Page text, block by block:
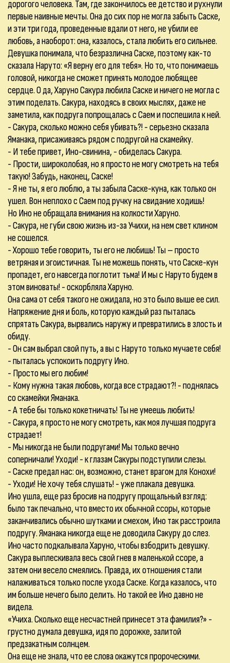
дорогого человека. Там, где закончилось ее детство и рухнули
первые наивные мечты. Она до сих пор не могла забыть Саске,
и эти три года, проведенные вдали от него, не убили ее
любовь, а наоборот: она, казалось, стала любить его сильнее.
Девушка понимала, что безразлична Саске, поэтому как-то
сказала Наруто: «Я верну его для тебя». Но то, что понимаешь
головой, никогда не сможет принять молодое любящее
сердце. О да, Харуно Сакура любила Саске и ничего не могла с
этим поделать. Сакура, находясь в своих мыслях, даже не
заметила, как подруга попрощалась с Саем и поспешила к ней.
- Сакура, сколько можно себя убивать?! - серьезно сказала
Яманака, присаживаясь рядом с подругой на скамейку.
- И тебе привет, Ино-свинина, - обиделась Сакура.
- Прости, широколобая, но я просто не могу смотреть на тебя
такую! Забудь, наконец, Саске!
- Я не ты, я его люблю, а ты забыла Саске-куна, как только он
ушел. Вон неплохо с Саем под ручку на свидание ходишь!
Но Ино не обращала внимания на колкости Харуно.
- Сакура, не губи свою жизнь из-за Учихи, на нем свет клином
не сошелся.
- Хорошо тебе говорить, ты его не любишь! Ты – просто
ветряная и эгоистичная. Ты не можешь понять, что Саске-кун
пропадет, его навсегда поглотит тьма! И мы с Наруто будем в
этом виноваты! - оскорбляла Харуно.
Она сама от себя такого не ожидала, но это было выше ее сил.
Напряжение дня и боль, которую каждый раз пыталась
спрятать Сакура, вырвались наружу и превратились в злость и
обиду.
- Он сам выбрал свой путь, а вы с Наруто только мучаете себя!
- пыталась успокоить подругу Ино.
- Просто мы его любим!
- Кому нужна такая любовь, когда все страдают?! - поднялась
со скамейки Яманака.
- А тебе бы только кокетничать! Ты не умеешь любить!
- Сакура, я просто не могу смотреть, как моя лучшая подруга
страдает!
- Мы никогда не были подругами! Мы только вечно
соперничали! Уходи! - к глазам Сакуры подступили слезы.
- Саске предал нас: он, возможно, станет врагом для Конохи!
- Уходи! Не хочу тебя слушать! - уже плакала девушка.
Ино ушла, еще раз бросив на подругу прощальный взгляд:
было так печально, что вместо их обычной ссоры, которые
заканчивались обычно шутками и смехом, Ино так расстроила
подругу. Яманака никогда еще не доводила Сакуру до слез.
Ино часто подкалывала Харуно, чтобы взбодрить девушку.
Сакура выплескивала весь свой гнев в маленькой ссоре, а
затем они весело смеялись. Правда, их отношения стали
налаживаться только после ухода Саске. Когда казалось, что
им больше нечего было делить. Но такой ее Ино давно не
видела.
«Учиха. Сколько еще несчастней принесет эта фамилия?» -
грустно думала девушка, идя по дорожке, залитой
предзакатным солнцем.
Она еще не знала, что ее слова окажутся пророческими.